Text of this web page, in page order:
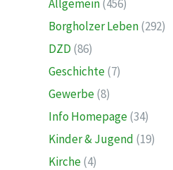
Allgemein(456)
Borgholzer Leben(292)
DZD (86)
Geschichte(7)
Gewerbe(8)
Info Homepage(34)
Kinder & Jugend (19)
Kirche(4)